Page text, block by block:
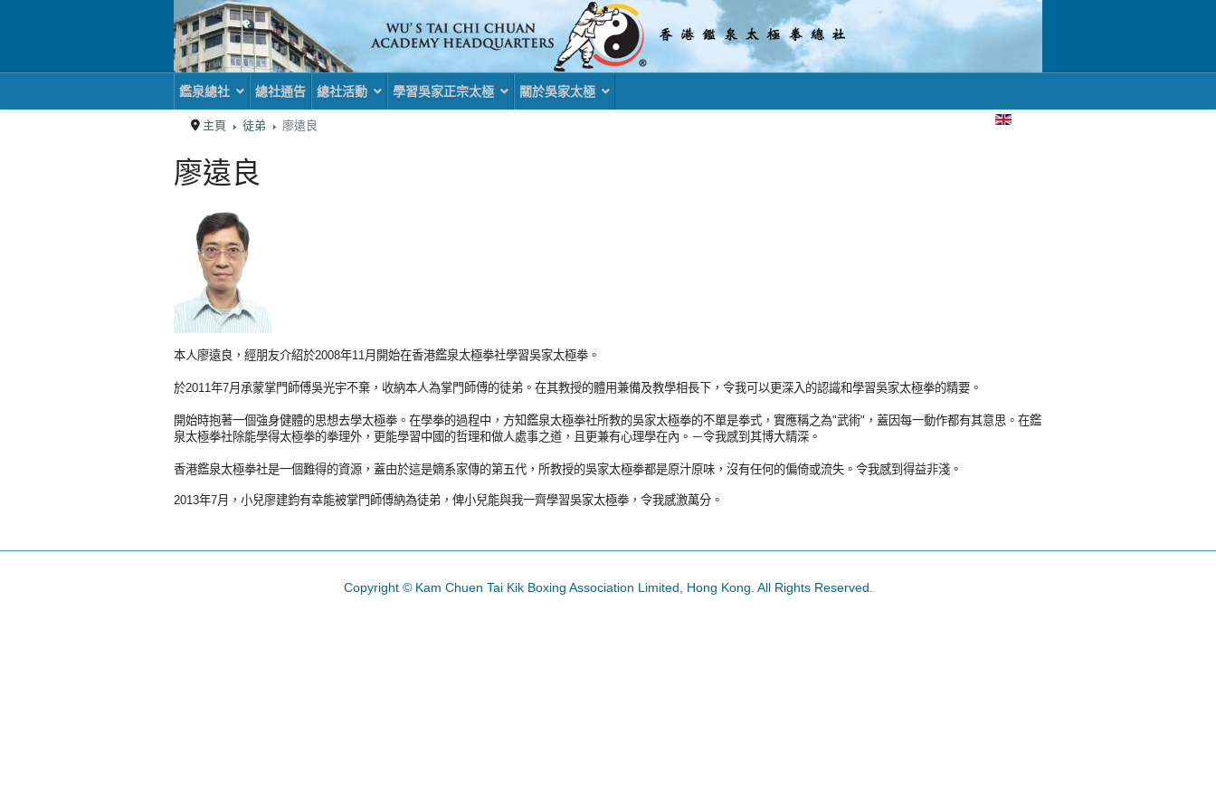
鑑泉總社 總社通告 總社活動 學習吳家正宗太極 關於吳家太極
主頁 徒弟 廖遠良
選擇你的語言
廖遠良
本人廖遠良，經朋友介紹於2008年11月開始在香港鑑泉太極拳社學習吳家太極拳。
於2011年7月承蒙掌門師傅吳光宇不棄，收納本人為掌門師傅的徒弟。在其教授的體用兼備及教學相長下，令我可以更深入的認識和學習吳家太極拳的精要。
開始時抱著一個強身健體的思想去學太極拳。在學拳的過程中，方知鑑泉太極拳社所教的吳家太極拳的不單是拳式，實應稱之為"武術"，蓋因每一動作都有其意思。在鑑
泉太極拳社除能學得太極拳的拳理外，更能學習中國的哲理和做人處事之道，且更兼有心理學在內。－令我感到其博大精深。
香港鑑泉太極拳社是一個難得的資源，蓋由於這是嫡系家傳的第五代，所教授的吳家太極拳都是原汁原味，沒有任何的偏倚或流失。令我感到得益非淺。
2013年7月，小兒廖建鈞有幸能被掌門師傅納為徒弟，俾小兒能與我一齊學習吳家太極拳，令我感激萬分。
Copyright © Kam Chuen Tai Kik Boxing Association Limited, Hong Kong. All Rights Reserved.